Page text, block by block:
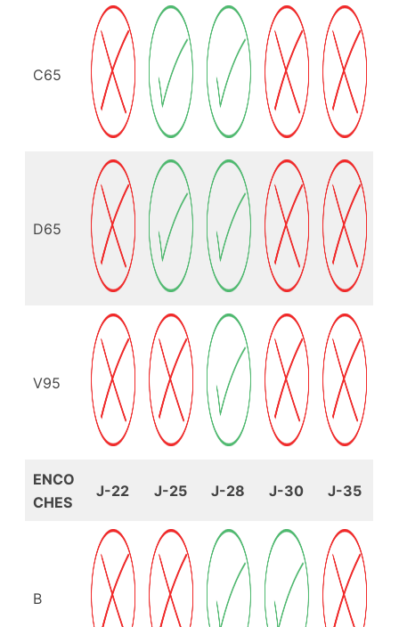
C65
D65
V95
ENCO
CHES
J-22 J-25 J-28 J-30 J-35
B